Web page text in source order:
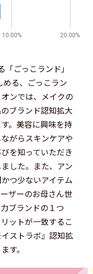
ごっこランド」
る、ごっこラン
ンでは、メイクの
ブランド認知拡大
。美容に興味を持
がらスキンケアや
を知っていただき
した。また、アン
つ少ないアイテム
ザーのお母さん世
ブランドの１つ
ットが一致するこ
ストラボ』認知拡
す。